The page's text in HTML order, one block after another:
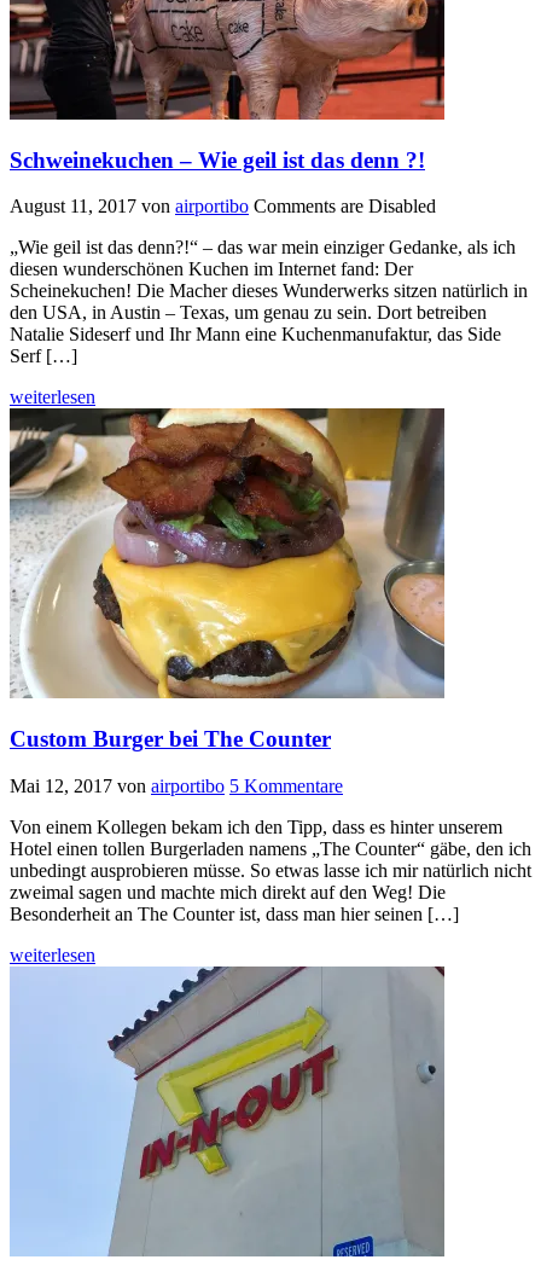
Schweinekuchen – Wie geil ist das denn ?!
August 11, 2017 von airportibo Comments are Disabled
„Wie geil ist das denn?!“ – das war mein einziger Gedanke, als ich
diesen wunderschönen Kuchen im Internet fand: Der
Scheinekuchen! Die Macher dieses Wunderwerks sitzen natürlich in
den USA, in Austin – Texas, um genau zu sein. Dort betreiben
Natalie Sideserf und Ihr Mann eine Kuchenmanufaktur, das Side
Serf […]
weiterlesen
Custom Burger bei The Counter
Mai 12, 2017 von airportibo 5 Kommentare
Von einem Kollegen bekam ich den Tipp, dass es hinter unserem
Hotel einen tollen Burgerladen namens „The Counter“ gäbe, den ich
unbedingt ausprobieren müsse. So etwas lasse ich mir natürlich nicht
zweimal sagen und machte mich direkt auf den Weg! Die
Besonderheit an The Counter ist, dass man hier seinen […]
weiterlesen